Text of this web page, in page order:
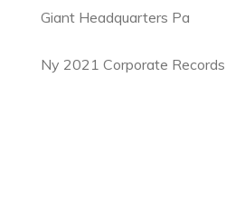
Giant Headquarters Pa
Ny 2021 Corporate